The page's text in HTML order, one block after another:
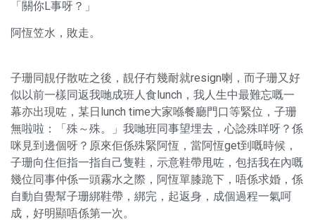
「關你L事呀？」
阿恆笠水，敗走。
子珊同靚仔散咗之後，靚仔冇幾耐就resign喇，而子珊又好
似以前一樣同返我哋成班人食lunch，我人生中最難忘嘅一
幕亦出現咗，某日lunch time大家喺餐廳門口等緊位，子珊
無啦啦：「殊～殊。」我哋班同事望埋去，心諗殊咩呀？係
咪見到邊個呀？原來佢係殊緊阿恆，當阿恆get到嘅時候，
子珊向住佢指一指自己隻鞋，示意鞋帶甩咗，包括我在內嘅
幾位同事仲係一頭霧水之際，阿恆單膝跪下，唔係求婚，係
自動自覺幫子珊綁鞋帶，綁完，起返身，成個過程一氣呵
成，好明顯唔係第一次。